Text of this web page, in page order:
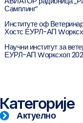
Самплинг”
Институте оф
Хостс ЕУРЛ-АП
Научни институт за
ЕУРЛ-АП Wорксхоп
Категорије
Актуелно